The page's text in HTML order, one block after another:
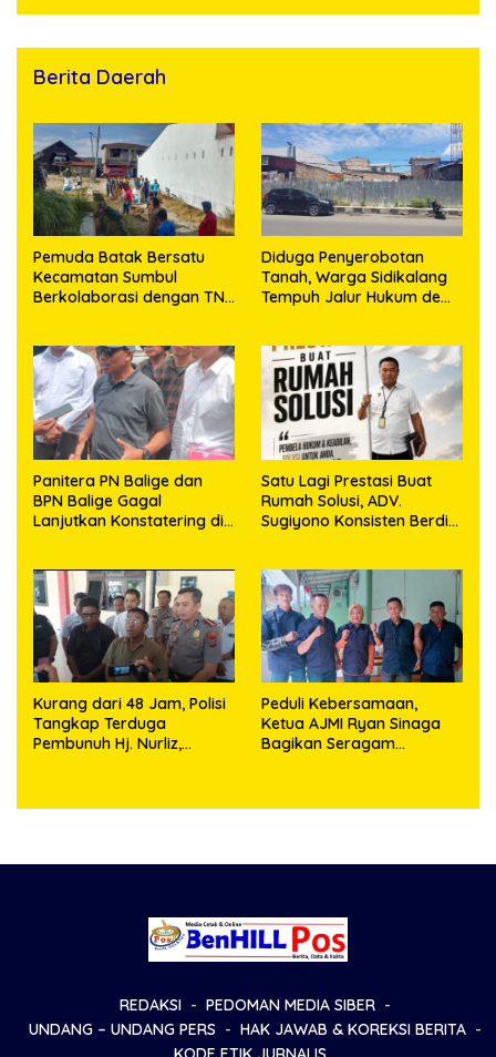
Berita Daerah
Pemuda Batak Bersatu
Kecamatan Sumbul
Berkolaborasi dengan TNI
023/KS dan HUT Ke-81
Kemerdekaan RI
Diduga Penyerobotan
Tanah, Warga Sidikalang
Tempuh Jalur Hukum demi
Panitera PN Balige dan
BPN Balige Gagal
Lanjutkan Konstatering di
Satu Lagi Prestasi Buat
Rumah Solusi, ADV.
Sugiyono Konsisten Berdiri
Kurang dari 48 Jam, Polisi
Tangkap Terduga
Pembunuh Hj. Nurliz,
Peduli Kebersamaan,
Ketua AJMI Ryan Sinaga
Bagikan Seragam
REDAKSI
PEDOMAN MEDIA SIBER
UNDANG – UNDANG PERS
HAK JAWAB & KOREKSI BERITA